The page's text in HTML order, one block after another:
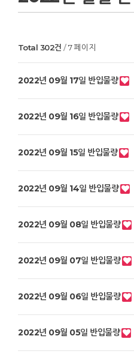
Total 302건 7 페이지
2022년 09월 17일 반입물량
2022년 09월 16일 반입물량
2022년 09월 15일 반입물량
2022년 09월 14일 반입물량
2022년 09월 08일 반입물량
2022년 09월 07일 반입물량
2022년 09월 06일 반입물량
2022년 09월 05일 반입물량